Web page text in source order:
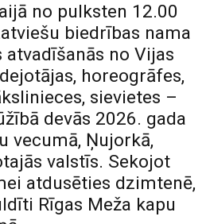
no pulksten 12.00
biedrības nama
no Vijas
horeogrāfes,
sievietes –
devās 2026. gada
vecumā, Ņujorkā,
valstīs. Sekojot
atdusēties dzimtenē,
Rīgas Meža kapu